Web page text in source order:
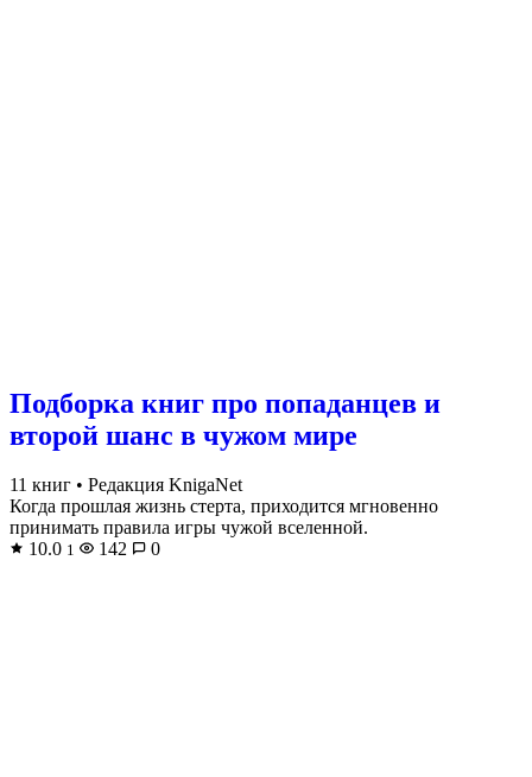
Подборка книг про попаданцев и
второй шанс в чужом мире
11 книг • Редакция KnigaNet
Когда прошлая жизнь стерта, приходится мгновенно
принимать правила игры чужой вселенной.
10.0 1 142 0